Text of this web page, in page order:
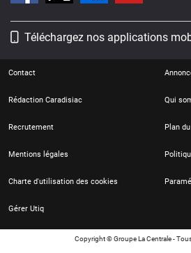
Téléchargez nos applications
Contact
Rédaction Caradisiac Qui
Recrutement Plan
Mentions légales
Charte d'utilisation des cookies
Gérer Utiq
Copyright © Groupe La Centrale -